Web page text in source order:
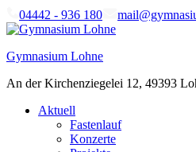
Skip
to
04442 - 936 180
Gymnasium Lohne
An der Kirchenziegelei 12, 49393
Aktuell
Fastenlauf
Konzerte